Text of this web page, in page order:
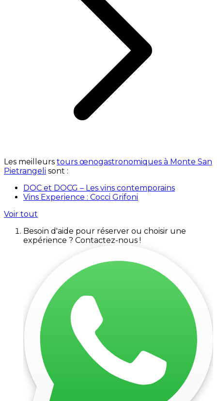
Les meilleurs tours œnogastronomiques à Monte San
Pietrangeli sont :
DOC et DOCG – Les vins contemporains
Vins Experience : Cocci Grifoni
Voir tout
Besoin d'aide pour réserver ou choisir une
expérience ? Contactez-nous !